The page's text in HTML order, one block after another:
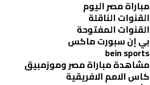
مباراة مصر اليوم
القنوات الناقلة
القنوات المفتوحة
بي إن سبورت ماكس
bein sports
مشاهدة مباراة مصر وموزمبيق
كاس الامم الافريقية